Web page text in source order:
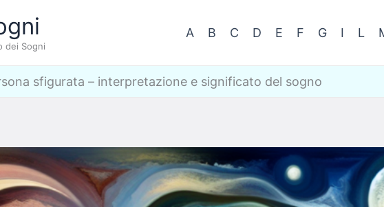
dei Sogni
A B C D E F G I L
sfigurata – interpretazione e significato del sogno